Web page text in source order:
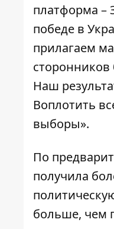
платформа –
победе в
прилагаем
Наш
Воплотить
выборы».
По
получила
больше, чем